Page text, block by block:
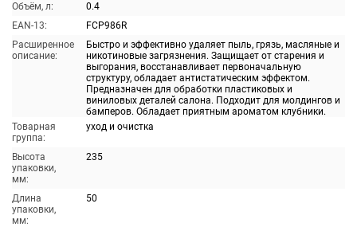
Объём, л:
0.4
EAN-13:
FCP986R
Расширенное
описание:
Быстро и эффективно удаляет пыль, грязь, масляные и
никотиновые загрязнения. Защищает от старения и
выгорания, восстанавливает первоначальную
структуру, обладает антистатическим эффектом.
Предназначен для обработки пластиковых и
виниловых деталей салона. Подходит для молдингов и
бамперов. Обладает приятным ароматом клубники.
Товарная
группа:
уход и очистка
Высота
упаковки,
мм:
235
Длина
упаковки,
мм:
50